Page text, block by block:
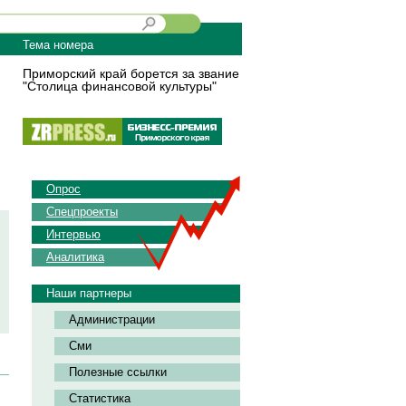
Тема номера
Приморский край борется за звание
"Столица финансовой культуры"
Опрос
Спецпроекты
Интервью
Аналитика
Наши партнеры
Администрации
Сми
Полезные ссылки
Статистика